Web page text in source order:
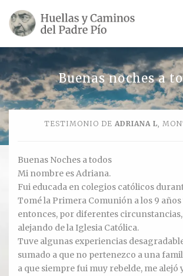
SU VIDA
TESTIMONIOS
Ver todos
Escultores
Revista «La Voz del Padre Pío»
Contar mi testimonio
LUGARES
Buenas noches a
TESTIMONIO DE ADRIANA L,
Buenas Noches a todos
Mi nombre es Adriana.
Fui educada en colegios católicos
Tomé la Primera Comunión a los 9 años
entonces, por diferentes
alejando de la Iglesia Católica.
Tuve algunas experiencias
sumado a que no pertenezco a una
a que siempre fui muy rebelde, me alejó